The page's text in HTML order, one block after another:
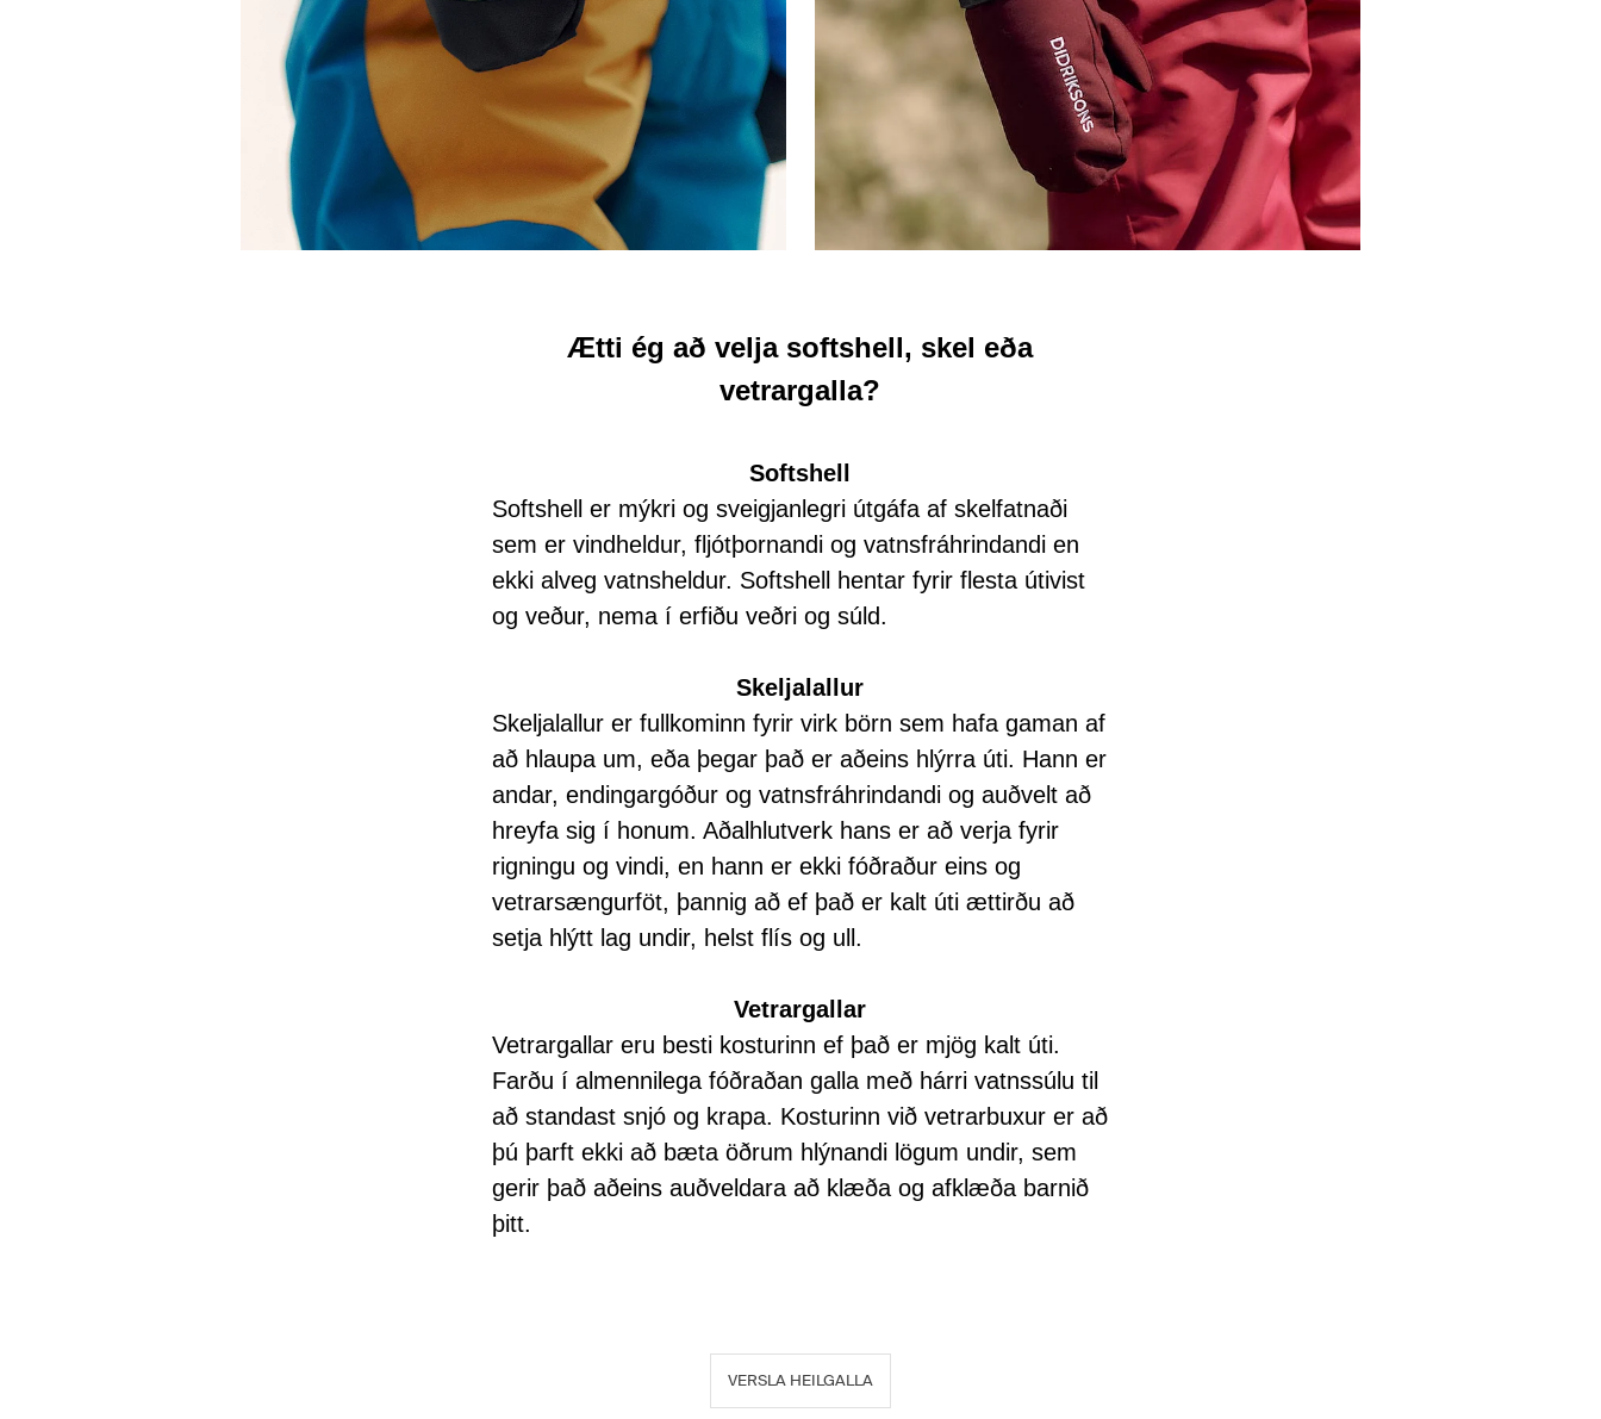
Ætti ég að velja softshell, skel eða
vetrargalla?
Softshell
Softshell er mýkri og sveigjanlegri útgáfa af skelfatnaði
sem er vindheldur, fljótþornandi og vatnsfráhrindandi en
ekki alveg vatnsheldur. Softshell hentar fyrir flesta útivist
og veður, nema í erfiðu veðri og súld.
Skeljalallur
Skeljalallur er fullkominn fyrir virk börn sem hafa gaman af
að hlaupa um, eða þegar það er aðeins hlýrra úti. Hann er
andar, endingargóður og vatnsfráhrindandi og auðvelt að
hreyfa sig í honum. Aðalhlutverk hans er að verja fyrir
rigningu og vindi, en hann er ekki fóðraður eins og
vetrarsængurföt, þannig að ef það er kalt úti ættirðu að
setja hlýtt lag undir, helst flís og ull.
Vetrargallar
Vetrargallar eru besti kosturinn ef það er mjög kalt úti.
Farðu í almennilega fóðraðan galla með hárri vatnssúlu til
að standast snjó og krapa. Kosturinn við vetrarbuxur er að
þú þarft ekki að bæta öðrum hlýnandi lögum undir, sem
gerir það aðeins auðveldara að klæða og afklæða barnið
þitt.
VERSLA HEILGALLA